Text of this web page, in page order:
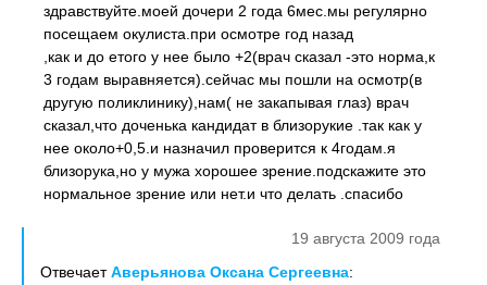
здравствуйте.моей дочери 2 года 6мес.мы регулярно
посещаем окулиста.при осмотре год назад
,как и до етого у нее было +2(врач сказал -это норма,к
3 годам выравняется).сейчас мы пошли на осмотр(в
другую поликлинику),нам( не закапывая глаз) врач
сказал,что доченька кандидат в близорукие .так как у
нее около+0,5.и назначил проверится к 4годам.я
близорука,но у мужа хорошее зрение.подскажите это
нормальное зрение или нет.и что делать .спасибо
19 августа 2009 года
ОтвечаетАверьянова Оксана Сергеевна: